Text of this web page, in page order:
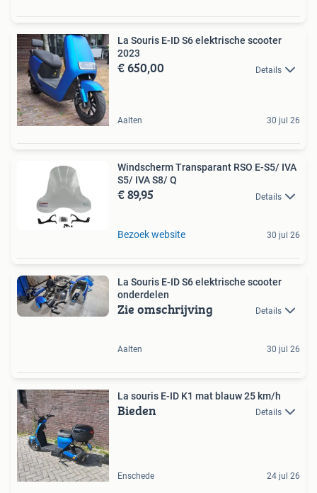
La Souris E-ID S6 elektrische scooter
2023
€ 650,00 Details
Aalten 30 jul 26
Windscherm Transparant RSO E-S5/ IVA
S5/ IVA S8/ Q
€ 89,95 Details
Bezoek website 30 jul 26
La Souris E-ID S6 elektrische scooter
onderdelen
Zie omschrijving Details
Aalten 30 jul 26
La souris E-ID K1 mat blauw 25 km/h
Bieden Details
Enschede 24 jul 26